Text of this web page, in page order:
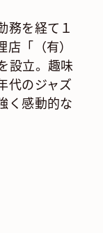
務を経て１
「（有）
設立。趣味
代のジャズ
く感動的な